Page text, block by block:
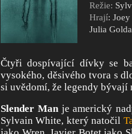
Režie:
Hrají:
Julia
Čtyři dospívající dívky se
vysokého, děsivého tvora s
si uvědomí, že legendy bývají
Slender Manje americký
Sylvain White, který natočil